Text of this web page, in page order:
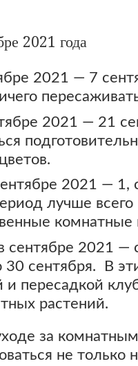
2021 года
2021 — 7
2021 — 21
2021 — 1,
лучше
комнатные
2021 —
30 сентября. В
и пересадкой
растений.
за
не только